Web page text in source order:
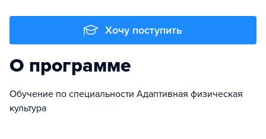
Хочу поступить
О программе
Обучение по специальности Адаптивная физическая
культура